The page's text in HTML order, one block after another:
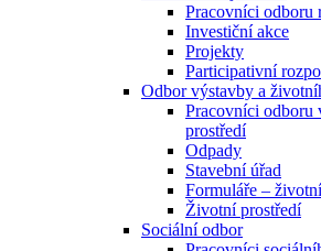
Pracovníci odboru
Investiční akce
Projekty
Participativní
Odbor výstavby a
Pracovníci odboru
prostředí
Odpady
Stavební úřad
Formuláře –
Životní prostředí
Sociální odbor